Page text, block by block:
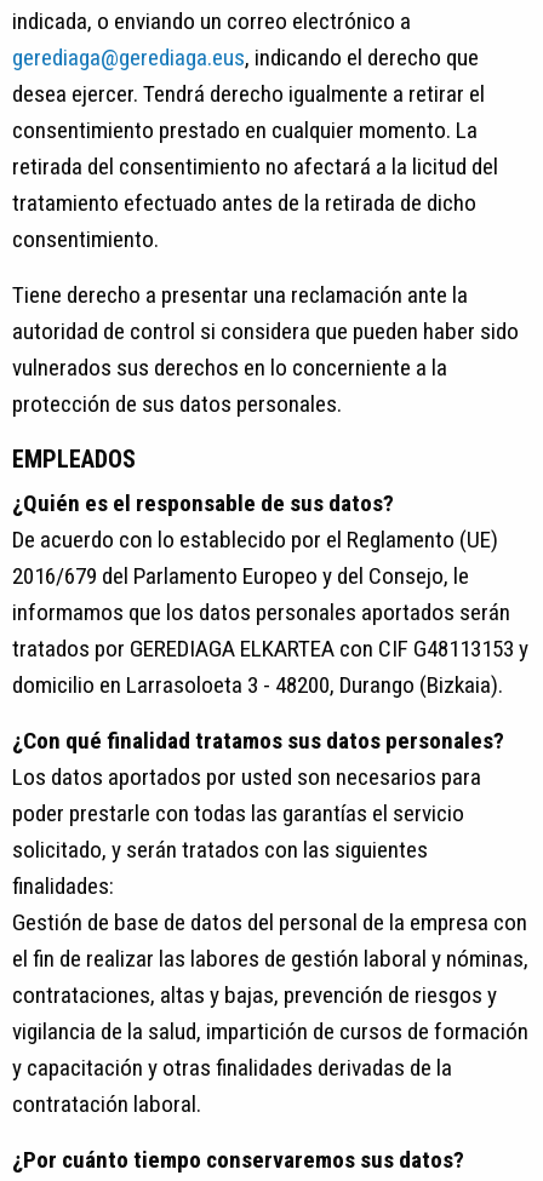
indicada, o enviando un correo electrónico a
gerediaga@gerediaga.eus, indicando el derecho que
desea ejercer. Tendrá derecho igualmente a retirar el
consentimiento prestado en cualquier momento. La
retirada del consentimiento no afectará a la licitud del
tratamiento efectuado antes de la retirada de dicho
consentimiento.
Tiene derecho a presentar una reclamación ante la
autoridad de control si considera que pueden haber sido
vulnerados sus derechos en lo concerniente a la
protección de sus datos personales.
EMPLEADOS
¿Quién es el responsable de sus datos?
De acuerdo con lo establecido por el Reglamento (UE)
2016/679 del Parlamento Europeo y del Consejo, le
informamos que los datos personales aportados serán
tratados por GEREDIAGA ELKARTEA con CIF G48113153 y
domicilio en Larrasoloeta 3 - 48200, Durango (Bizkaia).
¿Con qué finalidad tratamos sus datos personales?
Los datos aportados por usted son necesarios para
poder prestarle con todas las garantías el servicio
solicitado, y serán tratados con las siguientes
finalidades:
Gestión de base de datos del personal de la empresa con
el fin de realizar las labores de gestión laboral y nóminas,
contrataciones, altas y bajas, prevención de riesgos y
vigilancia de la salud, impartición de cursos de formación
y capacitación y otras finalidades derivadas de la
contratación laboral.
¿Por cuánto tiempo conservaremos sus datos?